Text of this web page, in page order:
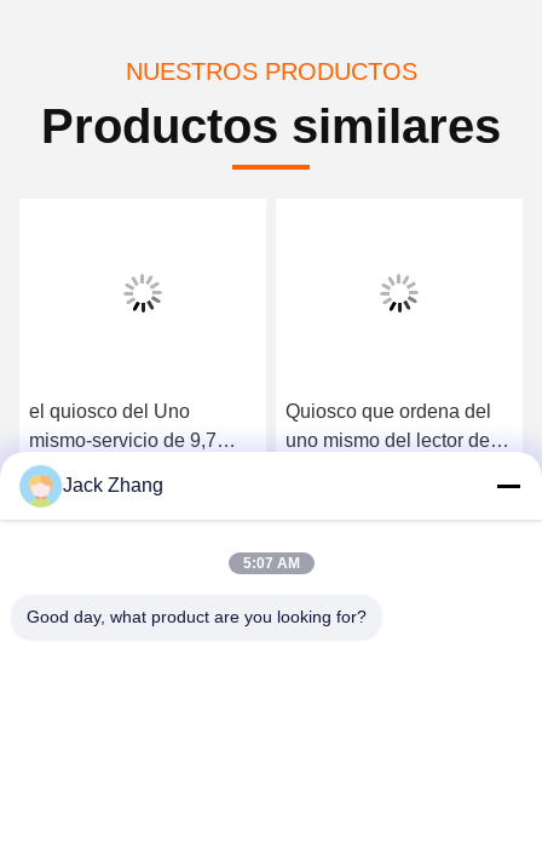
NUESTROS PRODUCTOS
Productos similares
el quiosco del Uno
mismo-servicio de 9,7
pulgadas/mini con/sin del
quiosco del pago el
efectivo Dispensser,
venta ayuna
Consiga el mejor precio
Quiosco que ordena del
uno mismo del lector de
incorporar del servicio del
uno mismo de 13,3
Jack Zhang
5:07 AM
Good day, what product are you looking for?